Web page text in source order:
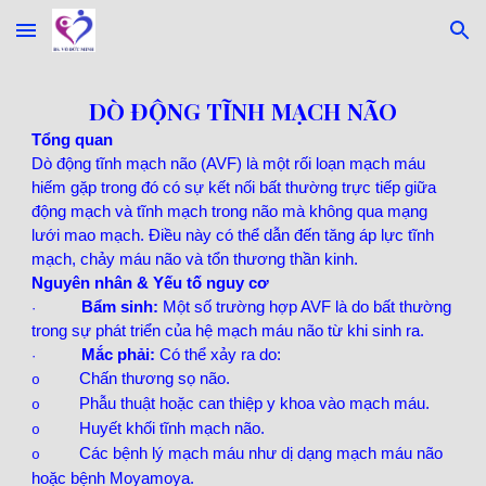
Skip to main content Skip to navigation
DÒ ĐỘNG TĨNH MẠCH NÃO
Tổng quan
Dò động tĩnh mạch não (AVF) là một rối loạn mạch máu
hiếm gặp trong đó có sự kết nối bất thường trực tiếp giữa
động mạch và tĩnh mạch trong não mà không qua mạng
lưới mao mạch. Điều này có thể dẫn đến tăng áp lực tĩnh
mạch, chảy máu não và tổn thương thần kinh.
Nguyên nhân & Yếu tố nguy cơ
· Bẩm sinh: Một số trường hợp AVF là do bất thường
trong sự phát triển của hệ mạch máu não từ khi sinh ra.
· Mắc phải: Có thể xảy ra do:
o Chấn thương sọ não.
o Phẫu thuật hoặc can thiệp y khoa vào mạch máu.
o Huyết khối tĩnh mạch não.
o
Các bệnh lý mạch máu như dị dạng mạch máu não
hoặc bệnh Moyamoya.